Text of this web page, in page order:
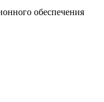
обеспечения